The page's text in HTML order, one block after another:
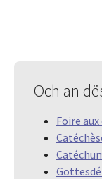
Och an
Foire